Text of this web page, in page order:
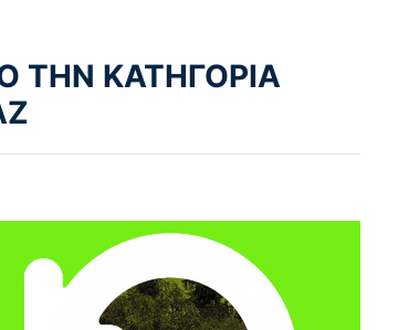
ΤΗΝ ΚΑΤΗΓΟΡΙΑ